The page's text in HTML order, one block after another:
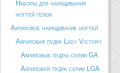
Наборы для наращивания
ногтей гелем
Акриловое наращивание ногтей
Акриловая пудра Lady Victory
Акриловые пудры серии GA
Акриловая пудра серии LGA